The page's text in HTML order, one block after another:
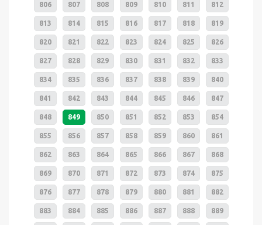
806 807 808 809 810 811 812
813 814 815 816 817 818 819
820 821 822 823 824 825 826
827 828 829 830 831 832 833
834 835 836 837 838 839 840
841 842 843 844 845 846 847
848 849 850 851 852 853 854
855 856 857 858 859 860 861
862 863 864 865 866 867 868
869 870 871 872 873 874 875
876 877 878 879 880 881 882
883 884 885 886 887 888 889